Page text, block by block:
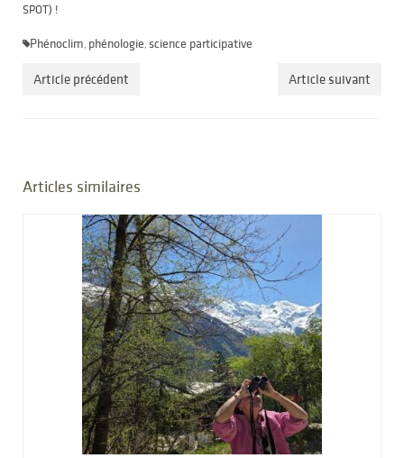
SPOT) !
Phénoclim, phénologie, science participative
Article précédent Article suivant
Articles similaires